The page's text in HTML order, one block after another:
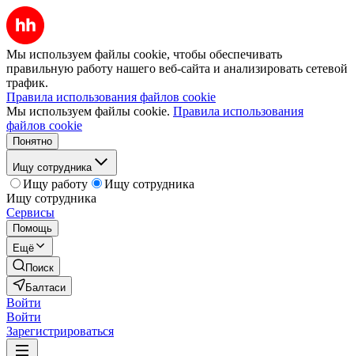
Мы используем файлы cookie, чтобы обеспечивать
правильную работу нашего веб-сайта и анализировать сетевой
трафик.
Правила использования файлов cookie
Мы используем файлы cookie. Правила использования
файлов cookie
Понятно
Ищу сотрудника
Ищу работу
Ищу сотрудника
Ищу сотрудника
Сервисы
Помощь
Ещё
Поиск
Балтаси
Войти
Войти
Зарегистрироваться